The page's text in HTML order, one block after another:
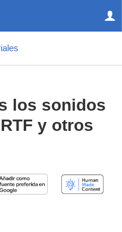
los sonidos
y otros